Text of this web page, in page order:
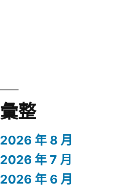
彙整
2026 年 8 月
2026 年 7 月
2026 年 6 月